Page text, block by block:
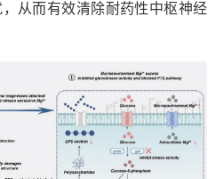
从而有效清除耐药性中枢神经